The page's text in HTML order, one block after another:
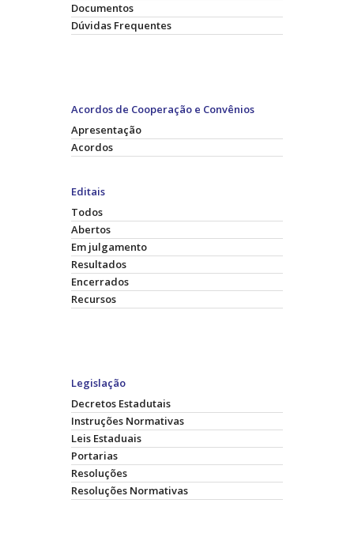
Documentos
Dúvidas Frequentes
Acordos de Cooperação e Convênios
Apresentação
Acordos
Editais
Todos
Abertos
Em julgamento
Resultados
Encerrados
Recursos
Legislação
Decretos Estadutais
Instruções Normativas
Leis Estaduais
Portarias
Resoluções
Resoluções Normativas